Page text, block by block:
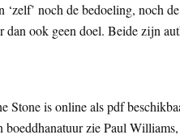
‘zelf’ noch de bedoeling, noch
ook geen doel. Beide zijn
Stone is online als pdf
zie Paul Williams,